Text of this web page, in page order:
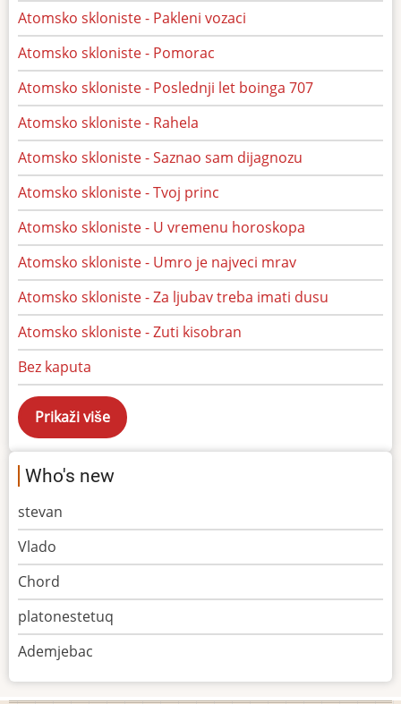
Atomsko skloniste - Pakleni vozaci
Atomsko skloniste - Pomorac
Atomsko skloniste - Poslednji let boinga 707
Atomsko skloniste - Rahela
Atomsko skloniste - Saznao sam dijagnozu
Atomsko skloniste - Tvoj princ
Atomsko skloniste - U vremenu horoskopa
Atomsko skloniste - Umro je najveci mrav
Atomsko skloniste - Za ljubav treba imati dusu
Atomsko skloniste - Zuti kisobran
Bez kaputa
Who's new
stevan
Vlado
Chord
platonestetuq
Ademjebac